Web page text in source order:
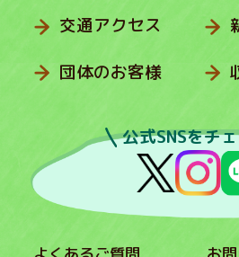
交通アクセス
団体のお客様
公式SNSをチェ